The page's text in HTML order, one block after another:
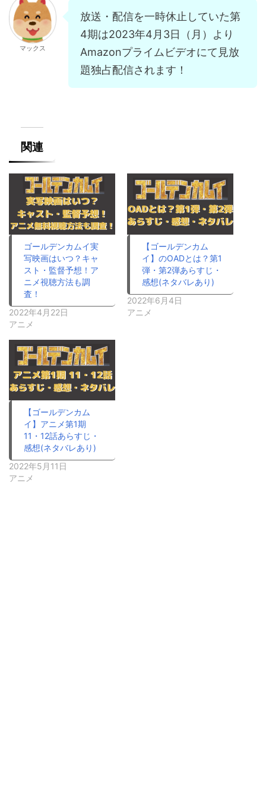
マックス
放送・配信を一時休止していた第
4期は2023年4月3日（月）より
Amazonプライムビデオにて見放
題独占配信されます！
関連
ゴールデンカムイ実
写映画はいつ？キャ
スト・監督予想！ア
ニメ視聴方法も調
査！
2022年4月22日
アニメ
【ゴールデンカム
イ】のOADとは？第1
弾・第2弾あらすじ・
感想(ネタバレあり)
2022年6月4日
アニメ
【ゴールデンカム
イ】アニメ第1期
11・12話あらすじ・
感想(ネタバレあり)
2022年5月11日
アニメ